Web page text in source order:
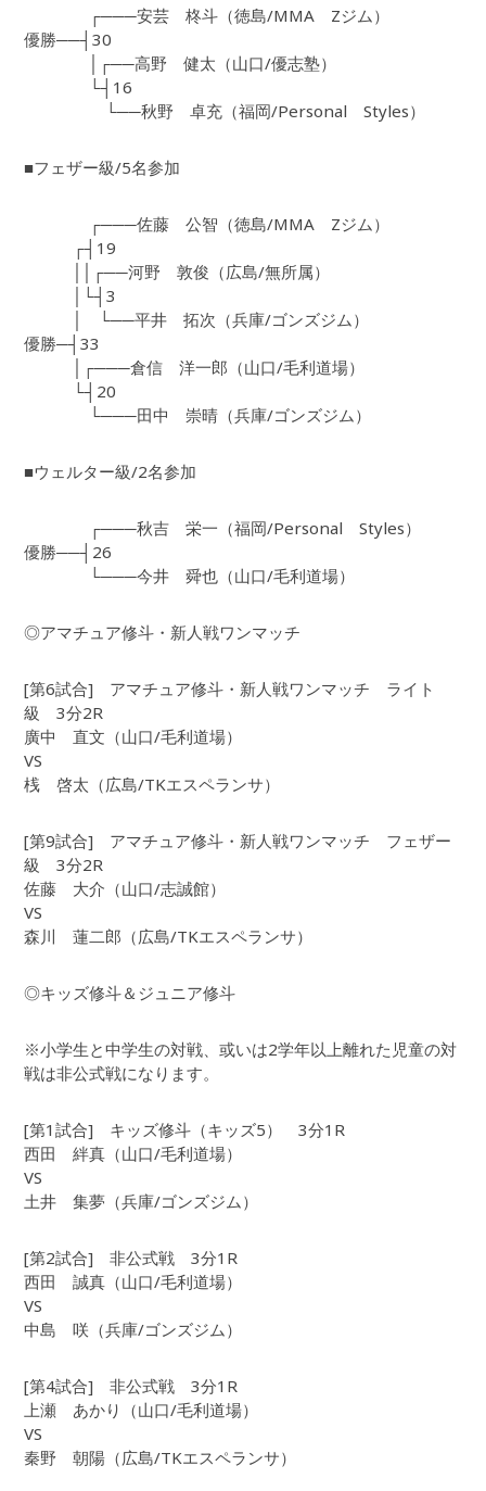
┌───安芸 柊斗（徳島/MMA Zジム）
優勝──┤30
│┌──高野 健太（山口/優志塾）
└┤16
└──秋野 卓充（福岡/Personal Styles）
■フェザー級/5名参加
┌───佐藤 公智（徳島/MMA Zジム）
┌┤19
││┌──河野 敦俊（広島/無所属）
│└┤3
│ └──平井 拓次（兵庫/ゴンズジム）
優勝─┤33
│┌───倉信 洋一郎（山口/毛利道場）
└┤20
└───田中 崇晴（兵庫/ゴンズジム）
■ウェルター級/2名参加
┌───秋吉 栄一（福岡/Personal Styles）
優勝──┤26
└───今井 舜也（山口/毛利道場）
◎アマチュア修斗・新人戦ワンマッチ
[第6試合] アマチュア修斗・新人戦ワンマッチ ライト
級 3分2R
廣中 直文（山口/毛利道場）
VS
桟 啓太（広島/TKエスペランサ）
[第9試合] アマチュア修斗・新人戦ワンマッチ フェザー
級 3分2R
佐藤 大介（山口/志誠館）
VS
森川 蓮二郎（広島/TKエスペランサ）
◎キッズ修斗＆ジュニア修斗
※小学生と中学生の対戦、或いは2学年以上離れた児童の対
戦は非公式戦になります。
[第1試合] キッズ修斗（キッズ5） 3分1R
西田 絆真（山口/毛利道場）
VS
土井 集夢（兵庫/ゴンズジム）
[第2試合] 非公式戦 3分1R
西田 誠真（山口/毛利道場）
VS
中島 咲（兵庫/ゴンズジム）
[第4試合] 非公式戦 3分1R
上瀬 あかり（山口/毛利道場）
VS
秦野 朝陽（広島/TKエスペランサ）